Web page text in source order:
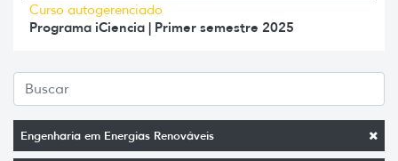
Engenharia em Energias Renováveis
Curso autogerenciado
Programa iCiencia | Primer semestre 2025